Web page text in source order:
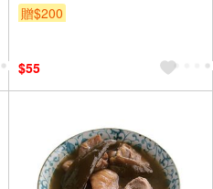
贈$200
$55